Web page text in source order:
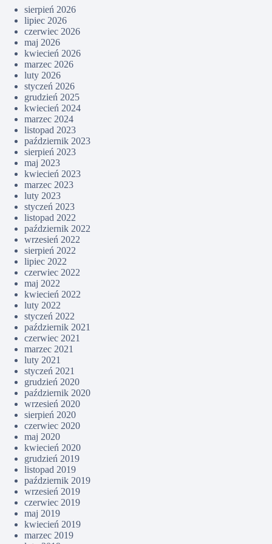
sierpień 2026
lipiec 2026
czerwiec 2026
maj 2026
kwiecień 2026
marzec 2026
luty 2026
styczeń 2026
grudzień 2025
kwiecień 2024
marzec 2024
listopad 2023
październik 2023
sierpień 2023
maj 2023
kwiecień 2023
marzec 2023
luty 2023
styczeń 2023
listopad 2022
październik 2022
wrzesień 2022
sierpień 2022
lipiec 2022
czerwiec 2022
maj 2022
kwiecień 2022
luty 2022
styczeń 2022
październik 2021
czerwiec 2021
marzec 2021
luty 2021
styczeń 2021
grudzień 2020
październik 2020
wrzesień 2020
sierpień 2020
czerwiec 2020
maj 2020
kwiecień 2020
grudzień 2019
listopad 2019
październik 2019
wrzesień 2019
czerwiec 2019
maj 2019
kwiecień 2019
marzec 2019